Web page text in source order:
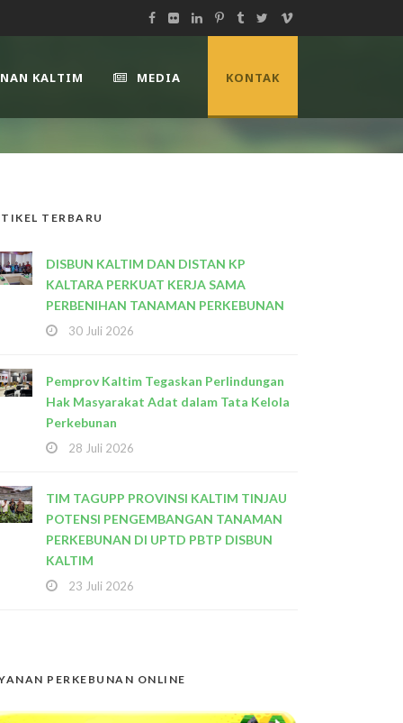
KALTIM MEDIA KONTAK
TERBARU
DISBUN KALTIM DAN DISTAN KP
KALTARA PERKUAT KERJA SAMA
PERBENIHAN TANAMAN PERKEBUNAN
30 Juli 2026
Pemprov Kaltim Tegaskan Perlindungan
Hak Masyarakat Adat dalam Tata Kelola
Perkebunan
28 Juli 2026
TIM TAGUPP PROVINSI KALTIM TINJAU
POTENSI PENGEMBANGAN TANAMAN
PERKEBUNAN DI UPTD PBTP DISBUN
KALTIM
23 Juli 2026
PERKEBUNAN ONLINE